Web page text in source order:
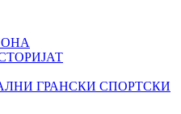
ГРАНСКИ СПОРТСКИ